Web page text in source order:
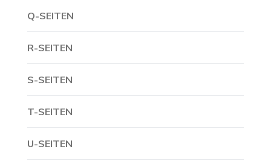
Q-SEITEN
R-SEITEN
S-SEITEN
T-SEITEN
U-SEITEN